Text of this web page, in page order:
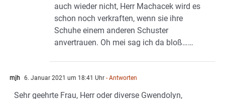
auch wieder nicht, Herr Machacek wird es
schon noch verkraften, wenn sie ihre
Schuhe einem anderen Schuster
anvertrauen. Oh mei sag ich da bloß……
mjh 6. Januar 2021 um 18:41 Uhr - Antworten
Sehr geehrte Frau, Herr oder diverse Gwendolyn,